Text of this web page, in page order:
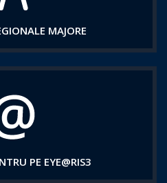
MAJORE
PE EYE@RIS3